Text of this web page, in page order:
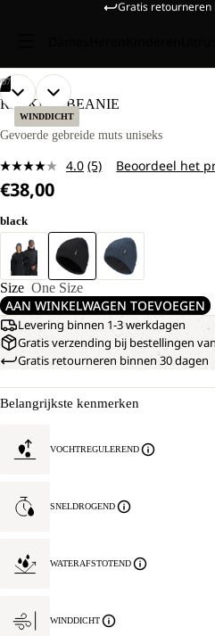
Gratis retourneren
WINDDICHT
07
AFBEELDING
OPENEN
IN
SCHERM
AFBEELDING
OPENEN
IN
SCHERM
AFBEELDING
OPENEN
IN
SCHERM
AFBEELDING
OPENEN
IN
SCHERM
AFBEELDING
OPENEN
IN
SCHERM
AFBEELDING
OPENEN
IN
SCHERM
AFBEELDING
OPENEN
IN
SCHERM
RIB KNIT BEANIE
Gevoerde gebreide muts uniseks
4.0 Lees
paginalink.
(5) Beoordeel het
€38,00
black
Size One Size
AAN WINKELWAGEN TOEVOEGEN
Levering binnen 1-3 werkdagen
Gratis verzending bij bestellingen
Gratis retourneren binnen 30 dagen
Belangrijkste kenmerken
VOCHTREGULEREND
SNELDROGEND
WATERAFSTOTEND
WINDDICHT